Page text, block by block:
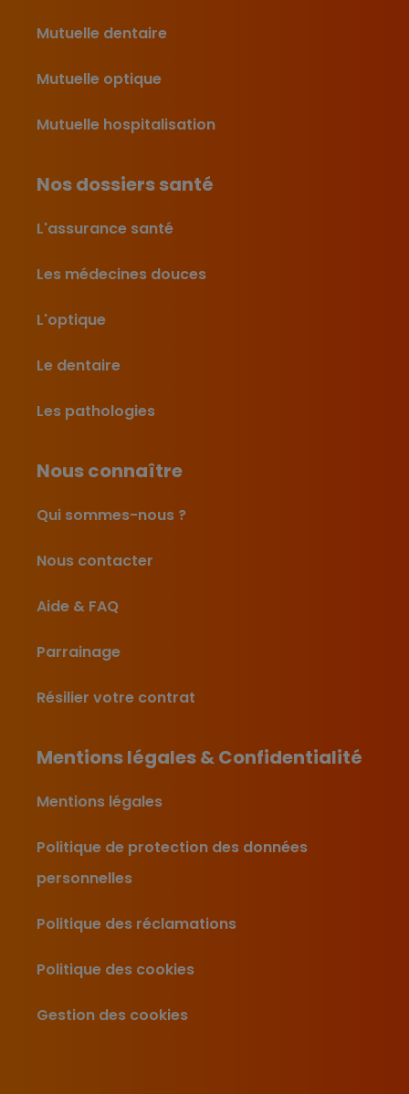
Mutuelle dentaire
Mutuelle optique
Mutuelle hospitalisation
Nos dossiers santé
L'assurance santé
Les médecines douces
L'optique
Le dentaire
Les pathologies
Nous connaître
Qui sommes-nous ?
Nous contacter
Aide & FAQ
Parrainage
Résilier votre contrat
Mentions légales & Confidentialité
Mentions légales
Politique de protection des données
personnelles
Politique des réclamations
Politique des cookies
Gestion des cookies